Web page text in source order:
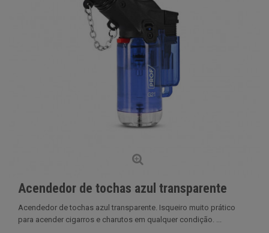
Acendedor de tochas azul transparente
Acendedor de tochas azul transparente. Isqueiro muito prático
para acender cigarros e charutos em qualquer condição. ...